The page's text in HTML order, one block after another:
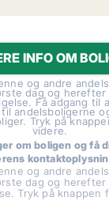
INFO OM
og andre
dag og herefter
Få adgang til
andelsboligerne
Tryk på
videre.
om boligen og få
og andre
dag og herefter
Tryk på